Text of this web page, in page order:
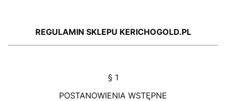
REGULAMIN SKLEPU KERICHOGOLD.PL
§ 1
POSTANOWIENIA WSTĘPNE